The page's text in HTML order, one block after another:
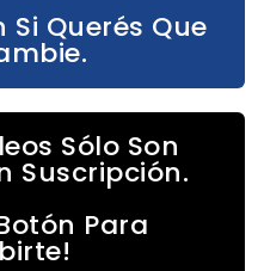
Si Querés Que
Sólo Son
Suscripción.
Para